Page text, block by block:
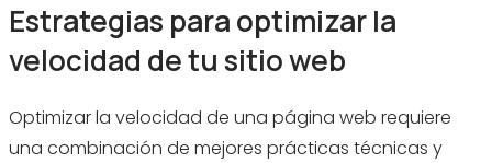
Estrategias para optimizar la
velocidad de tu sitio web
Optimizar la velocidad de una página web requiere
una combinación de mejores prácticas técnicas y